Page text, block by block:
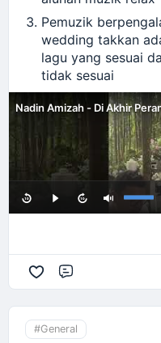
Pemuzik
wedding takkan
lagu yang sesuai
tidak sesuai
Nadin Amizah - Di Akhir
#General